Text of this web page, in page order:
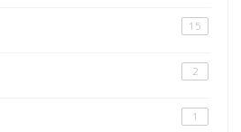
15
2
1